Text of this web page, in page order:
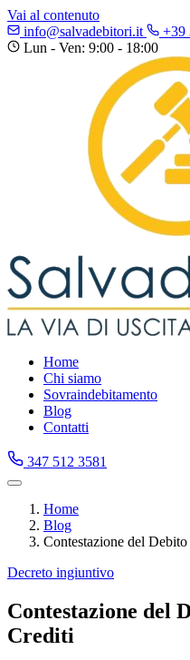
Vai al contenuto
info@salvadebitori.it
+39
Lun - Ven: 9:00 - 18:00
Home
Chi siamo
Sovraindebitamento
Blog
Contatti
347 512 3581
Home
Blog
Contestazione del
Decreto ingiuntivo
Contestazione del
Crediti